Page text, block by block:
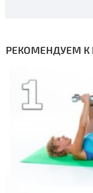
РЕКОМЕНДУЕМ